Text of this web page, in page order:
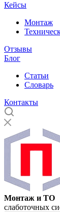
Кейсы
Монтаж
Отзывы
Блог
Статьи
Словарь
Контакты
Монтаж и ТО
слаботочных